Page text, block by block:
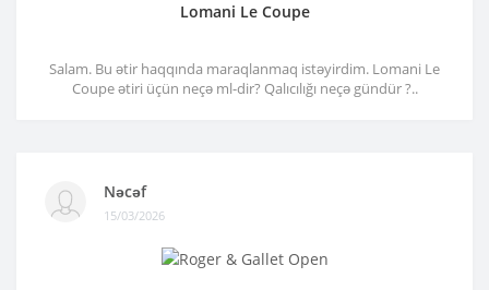
Lomani Le Coupe
Salam. Bu ətir haqqında maraqlanmaq istəyirdim. Lomani Le
Coupe ətiri üçün neçə ml-dir? Qalıcılığı neçə gündür ?..
Nəcəf
15/03/2026